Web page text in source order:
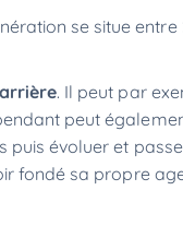
se situe entre
. Il peut par
peut
évoluer et
fondé sa propre